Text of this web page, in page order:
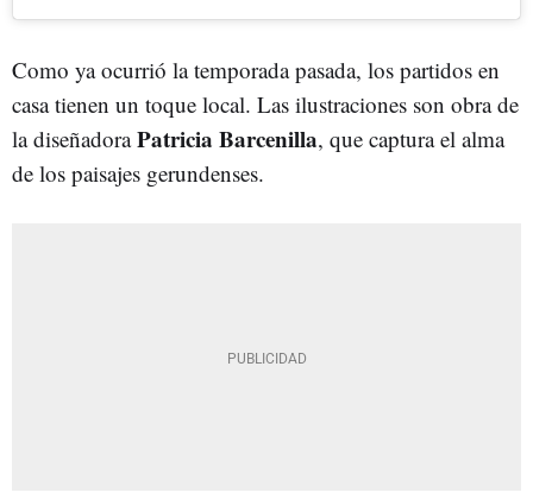
Como ya ocurrió la temporada pasada, los partidos en
casa tienen un toque local. Las ilustraciones son obra de
la diseñadoraPatricia Barcenilla, que captura el alma
de los paisajes gerundenses.